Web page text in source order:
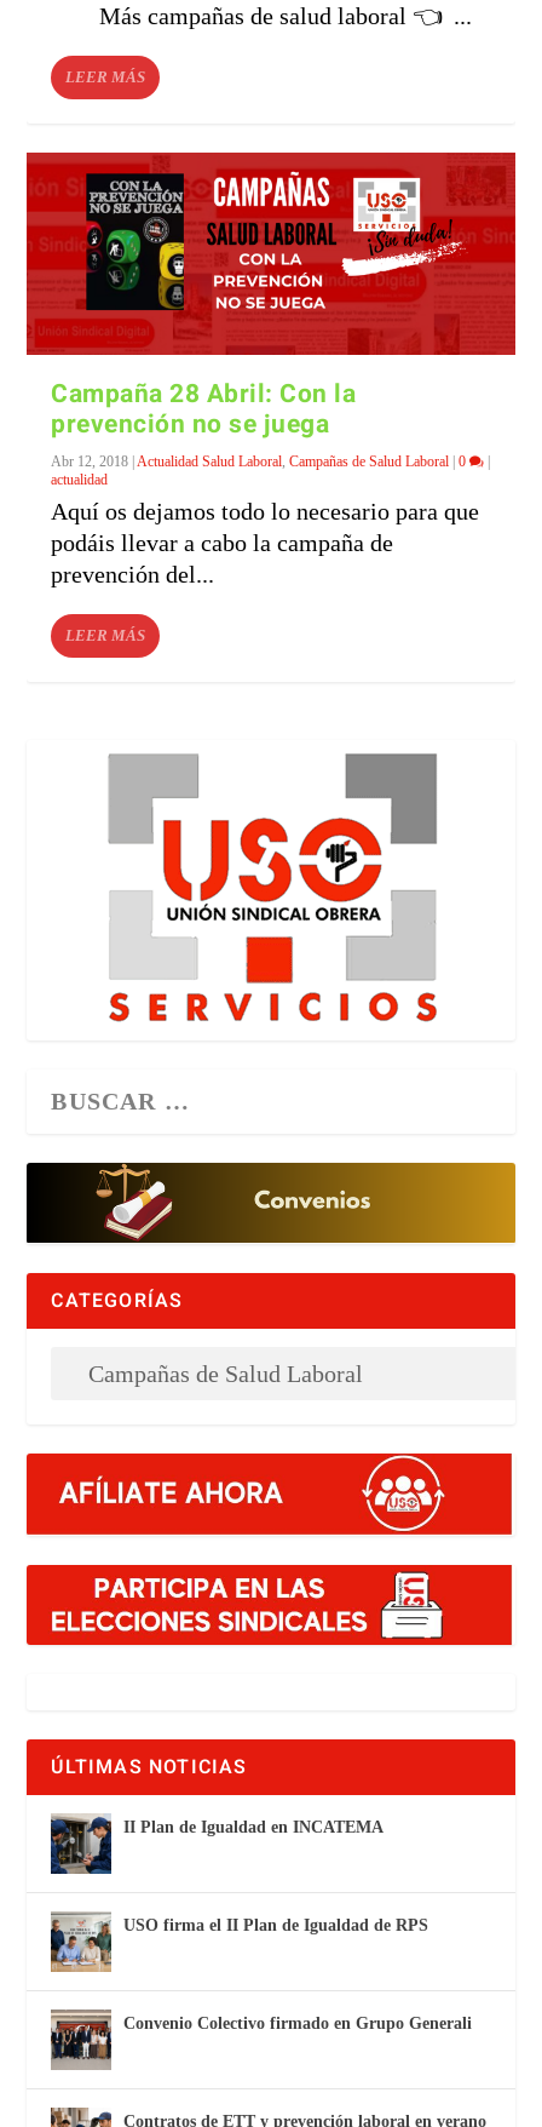
Más campañas de salud laboral 👈 ...
LEER MÁS
Campaña 28 Abril: Con la
prevención no se juega
Abr 12, 2018 | Actualidad Salud Laboral ,Campañas de Salud Laboral |0
|
actualidad
Aquí os dejamos todo lo necesario para que
podáis llevar a cabo la campaña de
prevención del...
LEER MÁS
CATEGORÍAS
ÚLTIMAS NOTICIAS
II Plan de Igualdad en INCATEMA
USO firma el II Plan de Igualdad de RPS
Convenio Colectivo firmado en Grupo Generali
Contratos de ETT y prevención laboral en verano